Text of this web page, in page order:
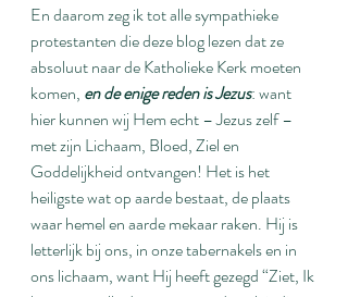
En daarom zeg ik tot alle sympathieke
protestanten die deze blog lezen dat ze
absoluut naar de Katholieke Kerk moeten
komen, en de enige reden is Jezus: want
hier kunnen wij Hem echt – Jezus zelf –
met zijn Lichaam, Bloed, Ziel en
Goddelijkheid ontvangen! Het is het
heiligste wat op aarde bestaat, de plaats
waar hemel en aarde mekaar raken. Hij is
letterlijk bij ons, in onze tabernakels en in
ons lichaam, want Hij heeft gezegd “Ziet, Ik